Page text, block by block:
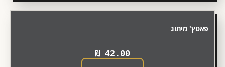
פאטץ' מיתוג
42.00
₪